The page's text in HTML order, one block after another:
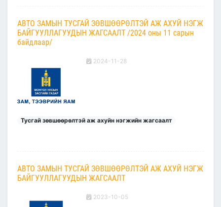
АВТО ЗАМЫН ТУСГАЙ ЗӨВШӨӨРӨЛТЭЙ АЖ АХУЙ НЭГЖ
БАЙГУУЛЛАГУУДЫН ЖАГСААЛТ /2024 оны 11 сарын
байдлаар/
2024-11-28
Тусгай зөвшөөрөлтэй аж ахуйн нэгжийн жагсаалт
АВТО ЗАМЫН ТУСГАЙ ЗӨВШӨӨРӨЛТЭЙ АЖ АХУЙ НЭГЖ
БАЙГУУЛЛАГУУДЫН ЖАГСААЛТ
2023-10-05